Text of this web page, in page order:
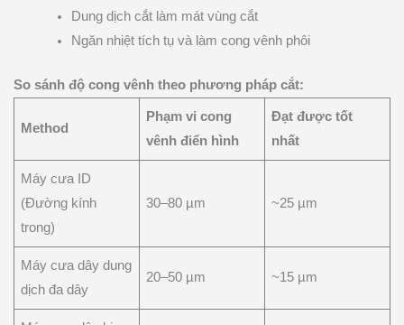
Dung dịch cắt làm mát vùng cắt
Ngăn nhiệt tích tụ và làm cong vênh phôi
So sánh độ cong vênh theo phương pháp cắt:
Method
Phạm vi cong
vênh điển hình
Đạt được tốt
nhất
Máy cưa ID
(Đường kính
trong)
30–80 µm ~25 µm
Máy cưa dây dung
dịch đa dây
20–50 µm ~15 µm